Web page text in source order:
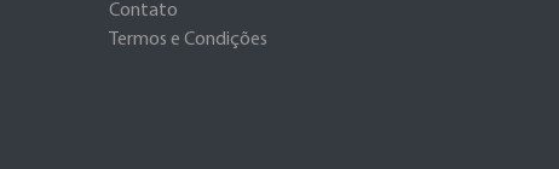
Contato
Termos e Condições